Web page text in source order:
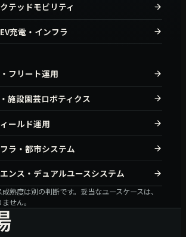
テッドモビリティ
充電・インフラ
フリート運用
施設園芸ロボティクス
ールド運用
ラ・都市システム
ンス・デュアルユースシステム
熟度は別の判断です。妥当なユースケースは、
せん。